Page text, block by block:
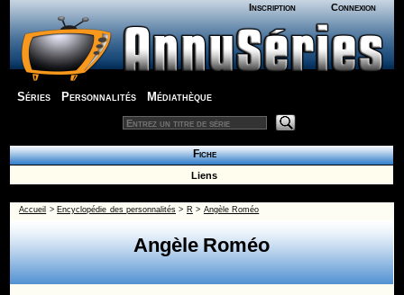
Inscription Connexion
Séries Personnalités Médiathèque
Fiche
Liens
Accueil > Encyclopédie des personnalités > R > Angèle Roméo
Angèle Roméo